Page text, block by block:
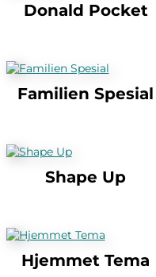
Donald Pocket
Familien Spesial
Shape Up
Hjemmet Tema